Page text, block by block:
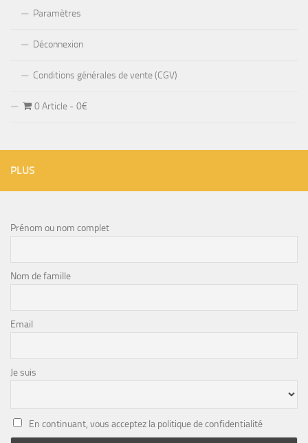
Paramètres
Déconnexion
Conditions générales de vente (CGV)
0 Article 0€
PLUS
Prénom ou nom complet
Nom de famille
Email
Je suis
En continuant, vous acceptez la politique de confidentialité